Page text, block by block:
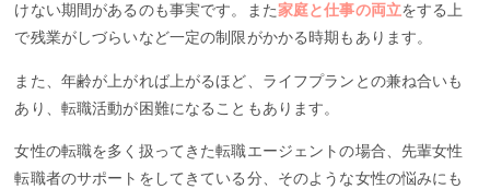
けない期間があるのも事実です。また家庭と仕事の両立をする上
で残業がしづらいなど一定の制限がかかる時期もあります。
また、年齢が上がれば上がるほど、ライフプランとの兼ね合いも
あり、転職活動が困難になることもあります。
女性の転職を多く扱ってきた転職エージェントの場合、先輩女性
転職者のサポートをしてきている分、そのような女性の悩みにも